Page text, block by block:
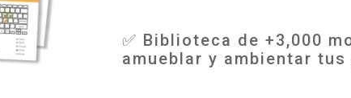
✅ Biblioteca de +3,000
amueblar y ambientar